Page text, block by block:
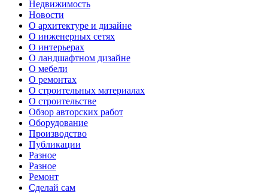
Недвижимость
Новости
О архитектуре и дизайне
О инженерных сетях
О интерьерах
О ландшафтном дизайне
О мебели
О ремонтах
О строительных материалах
О строительстве
Обзор авторских работ
Оборудование
Производство
Публикации
Разное
Разное
Ремонт
Сделай сам